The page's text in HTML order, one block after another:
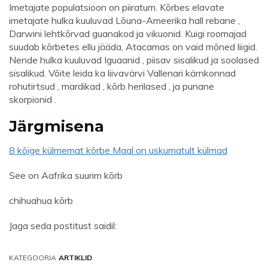
Imetajate populatsioon on piiratum. Kõrbes elavate
imetajate hulka kuuluvad Lõuna-Ameerika hall rebane ,
Darwini lehtkõrvad guanakod ja vikuonid. Kuigi roomajad
suudab kõrbetes ellu jääda, Atacamas on vaid mõned liigid.
Nende hulka kuuluvad Iguaanid , piisav sisalikud ja soolased
sisalikud. Võite leida ka liivavärvi Vallenari kärnkonnad
rohutirtsud , mardikad , kõrb herilased , ja punane
skorpionid .
Järgmisena
8 kõige külmemat kõrbe Maal on uskumatult külmad
See on Aafrika suurim kõrb
chihuahua kõrb
Jaga seda postitust saidil:
KATEGOORIA ARTIKLID